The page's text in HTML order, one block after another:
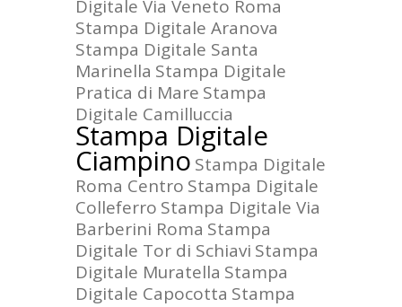
Digitale Via Veneto Roma
Stampa Digitale Aranova
Stampa Digitale Santa
Marinella Stampa Digitale
Pratica di Mare Stampa
Digitale Camilluccia
Stampa Digitale
Ciampino Stampa Digitale
Roma Centro Stampa Digitale
Colleferro Stampa Digitale Via
Barberini Roma Stampa
Digitale Tor di Schiavi Stampa
Digitale Muratella Stampa
Digitale Capocotta Stampa